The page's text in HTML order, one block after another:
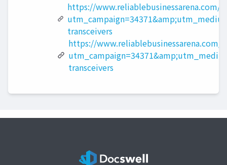
https://www.reliablebusinessarena.com/
transceivers
https://www.reliablebusinessarena.com/?
transceivers